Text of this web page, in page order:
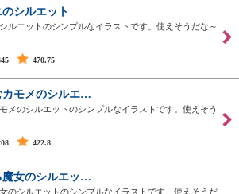
シルエット
ルエットのシンプルなイラストです。使えそうだな～
470.75
カモメのシルエ…
メのシルエットのシンプルなイラストです。使えそう
422.8
魔女のシルエッ…
のシルエットのシンプルなイラストです。使えそうだ